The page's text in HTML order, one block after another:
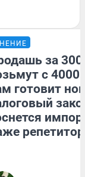
за
с
готовит